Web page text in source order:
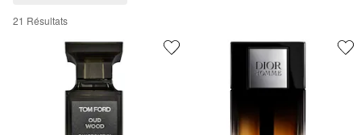
21 Résultats